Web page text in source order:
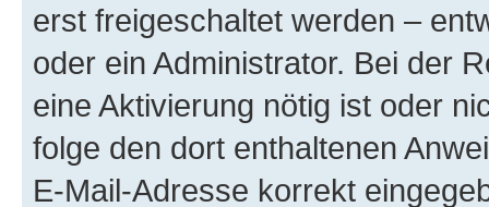
erst freigeschaltet werden –
oder ein Administrator. Bei der
eine Aktivierung nötig ist oder
folge den dort enthaltenen
E-Mail-Adresse korrekt